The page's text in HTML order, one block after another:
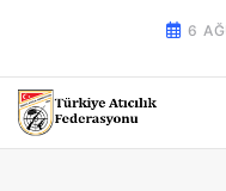
6